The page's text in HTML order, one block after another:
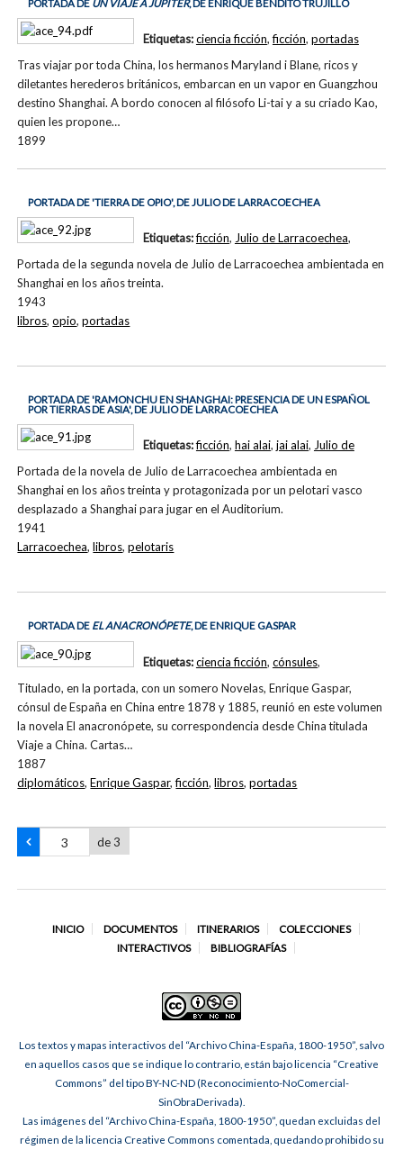
PORTADA DEUN VIAJE A JÚPITER, DE ENRIQUE BENDITO TRUJILLO
Tras viajar por toda China, los hermanos Maryland i Blane, ricos y
diletantes herederos británicos, embarcan en un vapor en Guangzhou
destino Shanghai. A bordo conocen al filósofo Li-tai y a su criado Kao,
quien les propone…
1899
Etiquetas:ciencia ficción,ficción, portadas
PORTADA DE 'TIERRA DE OPIO', DE JULIO DE LARRACOECHEA
Portada de la segunda novela de Julio de Larracoechea ambientada en
Shanghai en los años treinta.
1943
Etiquetas:ficción, Julio de Larracoechea,
libros,opio,portadas
PORTADA DE 'RAMONCHU EN SHANGHAI: PRESENCIA DE UN ESPAÑOL
POR TIERRAS DE ASIA', DE JULIO DE LARRACOECHEA
Portada de la novela de Julio de Larracoechea ambientada en
Shanghai en los años treinta y protagonizada por un pelotari vasco
desplazado a Shanghai para jugar en el Auditorium.
1941
Etiquetas:ficción, hai alai, jai alai, Julio de
Larracoechea,libros,pelotaris
PORTADA DE EL ANACRONÓPETE, DE ENRIQUE GASPAR
Titulado, en la portada, con un somero Novelas, Enrique Gaspar,
cónsul de España en China entre 1878 y 1885, reunió en este volumen
la novela El anacronópete, su correspondencia desde China titulada
Viaje a China. Cartas…
1887
Etiquetas:ciencia ficción, cónsules,
diplomáticos,Enrique Gaspar,ficción,libros,portadas
de 3
INICIO DOCUMENTOS ITINERARIOS
COLECCIONES
INTERACTIVOS
BIBLIOGRAFÍAS
Los textos y mapas interactivos del “Archivo China-España, 1800-1950”, salvo
en aquellos casos que se indique lo contrario, están bajo licencia “Creative
Commons” del tipo BY-NC-ND (Reconocimiento-NoComercial-
SinObraDerivada).
Las imágenes del “Archivo China-España, 1800-1950”, quedan excluidas del
régimen de la licencia Creative Commons comentada, quedando prohibido su